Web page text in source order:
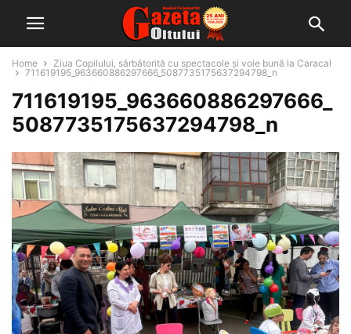
Home
Ziua Copilului, sărbătorită cu spectacole și voie bună la Caracal
711619195_963660886297666_5087735175637294798_n
711619195_963660886297666_
5087735175637294798_n